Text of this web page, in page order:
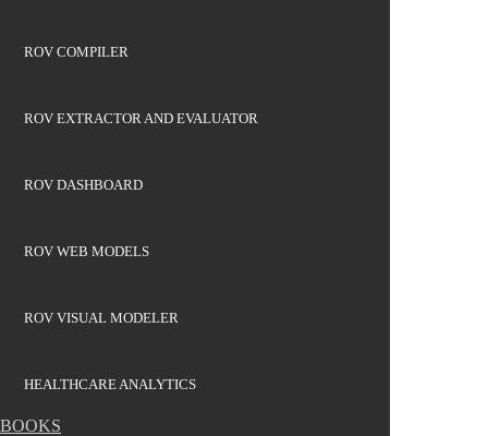
ROV COMPILER
ROV EXTRACTOR AND EVALUATOR
ROV DASHBOARD
ROV WEB MODELS
ROV VISUAL MODELER
HEALTHCARE ANALYTICS
BOOKS